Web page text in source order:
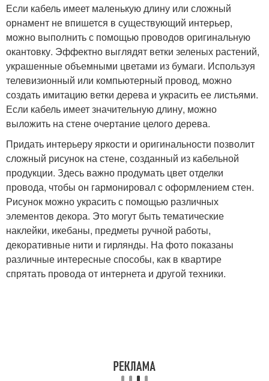
Если кабель имеет маленькую длину или сложный
орнамент не впишется в существующий интерьер,
можно выполнить с помощью проводов оригинальную
окантовку. Эффектно выглядят ветки зеленых растений,
украшенные объемными цветами из бумаги. Используя
телевизионный или компьютерный провод, можно
создать имитацию ветки дерева и украсить ее листьями.
Если кабель имеет значительную длину, можно
выложить на стене очертание целого дерева.
Придать интерьеру яркости и оригинальности позволит
сложный рисунок на стене, созданный из кабельной
продукции. Здесь важно продумать цвет отделки
провода, чтобы он гармонировал с оформлением стен.
Рисунок можно украсить с помощью различных
элементов декора. Это могут быть тематические
наклейки, икебаны, предметы ручной работы,
декоративные нити и гирлянды. На фото показаны
различные интересные способы, как в квартире
спрятать провода от интернета и другой техники.